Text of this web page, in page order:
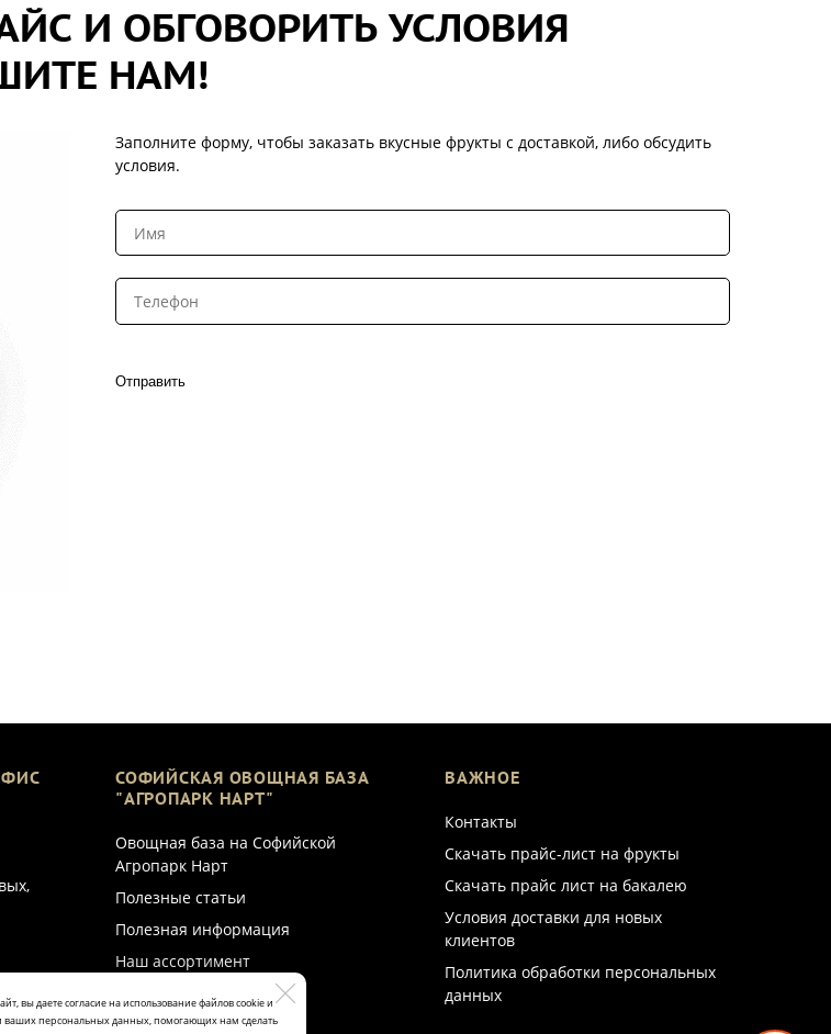
вы даете согласие на использование файлов cookie и
ваших персональных данных, помогающих нам сделать
И ОБГОВОРИТЬ УСЛОВИЯ
НАМ!
Заполните форму, чтобы заказать вкусные фрукты с доставкой, либо обсудить
условия.
Отправить
СОФИЙСКАЯ ОВОЩНАЯ БАЗА
"АГРОПАРК НАРТ"
Овощная база на Софийской
Агропарк Нарт
Полезные статьи
Полезная информация
Наш ассортимент
ВАЖНОЕ
Контакты
Скачать прайс-лист на фрукты
Скачать прайс лист на бакалею
Условия доставки для новых
клиентов
Политика обработки персональных
данных